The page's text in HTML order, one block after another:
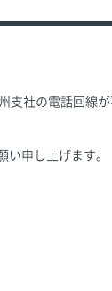
社の電話回線が
申し上げます。